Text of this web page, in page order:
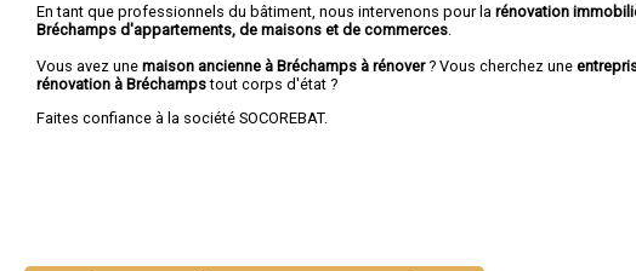
En tant que professionnels du bâtiment, nous intervenons pour la rénovation
Bréchamps d'appartements, de maisons et de commerces
Vous avez une maison ancienne à Bréchamps à rénover? Vous cherchez une
rénovation à Bréchampstout corps d'état ?
Faites confiance à la société SOCOREBAT.